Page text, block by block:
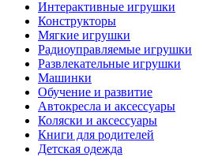
Интерактивные игрушки
Конструкторы
Мягкие игрушки
Радиоуправляемые игрушки
Развлекательные игрушки
Машинки
Обучение и развитие
Автокресла и аксессуары
Коляски и аксессуары
Книги для родителей
Детская одежда